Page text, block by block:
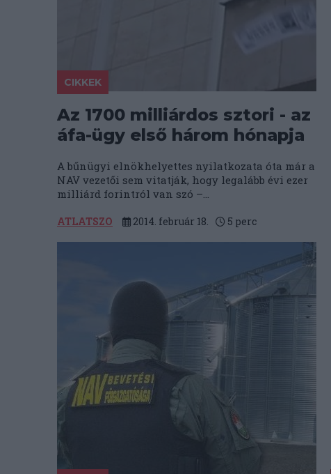
CIKKEK
Az 1700 milliárdos sztori - az
áfa-ügy első három hónapja
A bűnügyi elnökhelyettes nyilatkozata óta már a
NAV vezetői sem vitatják, hogy legalább évi ezer
milliárd forintról van szó –...
ATLATSZO 2014. február 18. 5 perc